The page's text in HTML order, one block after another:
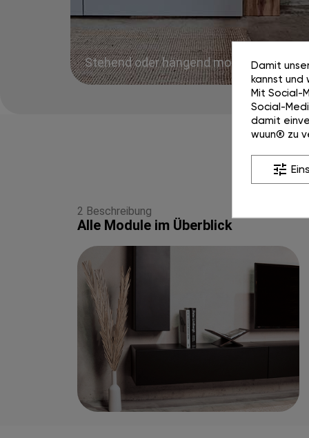
Stehend oder hängend montierter
2 Beschreibung
Alle Module im Überblick
Damit
kannst und
Mit Social-
Social-
damit
wuun® zu
tune